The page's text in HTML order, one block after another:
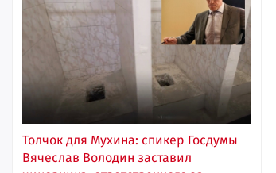
Толчок для Мухина: спикер Госдумы
Вячеслав Володин заставил